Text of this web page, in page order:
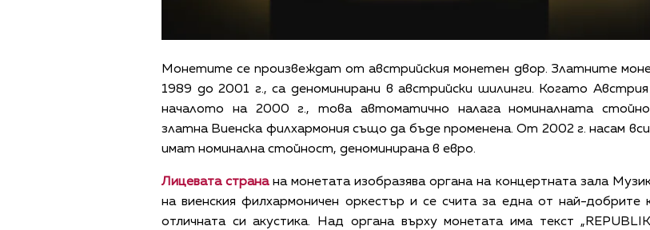
Монетите се произвеждат от австрийския монетен двор. Златните
1989 до 2001 г., са деноминирани в австрийски шилинги. Когато
началото на 2000 г., това автоматично налага номиналната
златна Виенска филхармония също да бъде променена. От 2002 г. насам
имат номинална стойност, деноминирана в евро.
Лицевата страна на монетата изобразява органа на концертната зала
на виенския филхармоничен оркестър и се счита за една от най-добрите
отличната си акустика. Над органа върху монетата има текст